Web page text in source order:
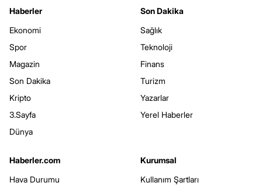
Haberler
Ekonomi
Spor
Magazin
Son Dakika
Kripto
3.Sayfa
Dünya
Son Dakika
Sağlık
Teknoloji
Finans
Turizm
Yazarlar
Yerel Haberler
Haberler.com
Hava Durumu
Kurumsal
Kullanım Şartları